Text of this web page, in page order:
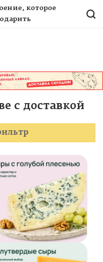
которое
с доставкой